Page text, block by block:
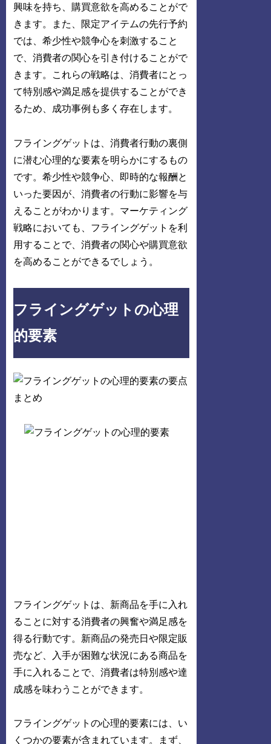
興味を持ち、購買意欲を高めることがで
きます。また、限定アイテムの先行予約
では、希少性や競争心を刺激すること
で、消費者の関心を引き付けることがで
きます。これらの戦略は、消費者にとっ
て特別感や満足感を提供することができ
るため、成功事例も多く存在します。
フライングゲットは、消費者行動の裏側
に潜む心理的な要素を明らかにするもの
です。希少性や競争心、即時的な報酬と
いった要因が、消費者の行動に影響を与
えることがわかります。マーケティング
戦略においても、フライングゲットを利
用することで、消費者の関心や購買意欲
を高めることができるでしょう。
フライングゲットの心理
的要素
フライングゲットは、新商品を手に入れ
ることに対する消費者の興奮や満足感を
得る行動です。新商品の発売日や限定販
売など、入手が困難な状況にある商品を
手に入れることで、消費者は特別感や達
成感を味わうことができます。
フライングゲットの心理的要素には、い
くつかの要素が含まれています。まず、